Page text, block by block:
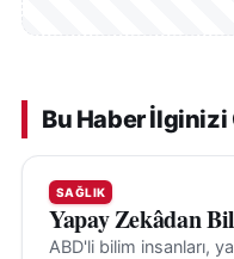
Bu Haber
SAĞLIK
Yapay Zekâdan
ABD'li bilim insanları,